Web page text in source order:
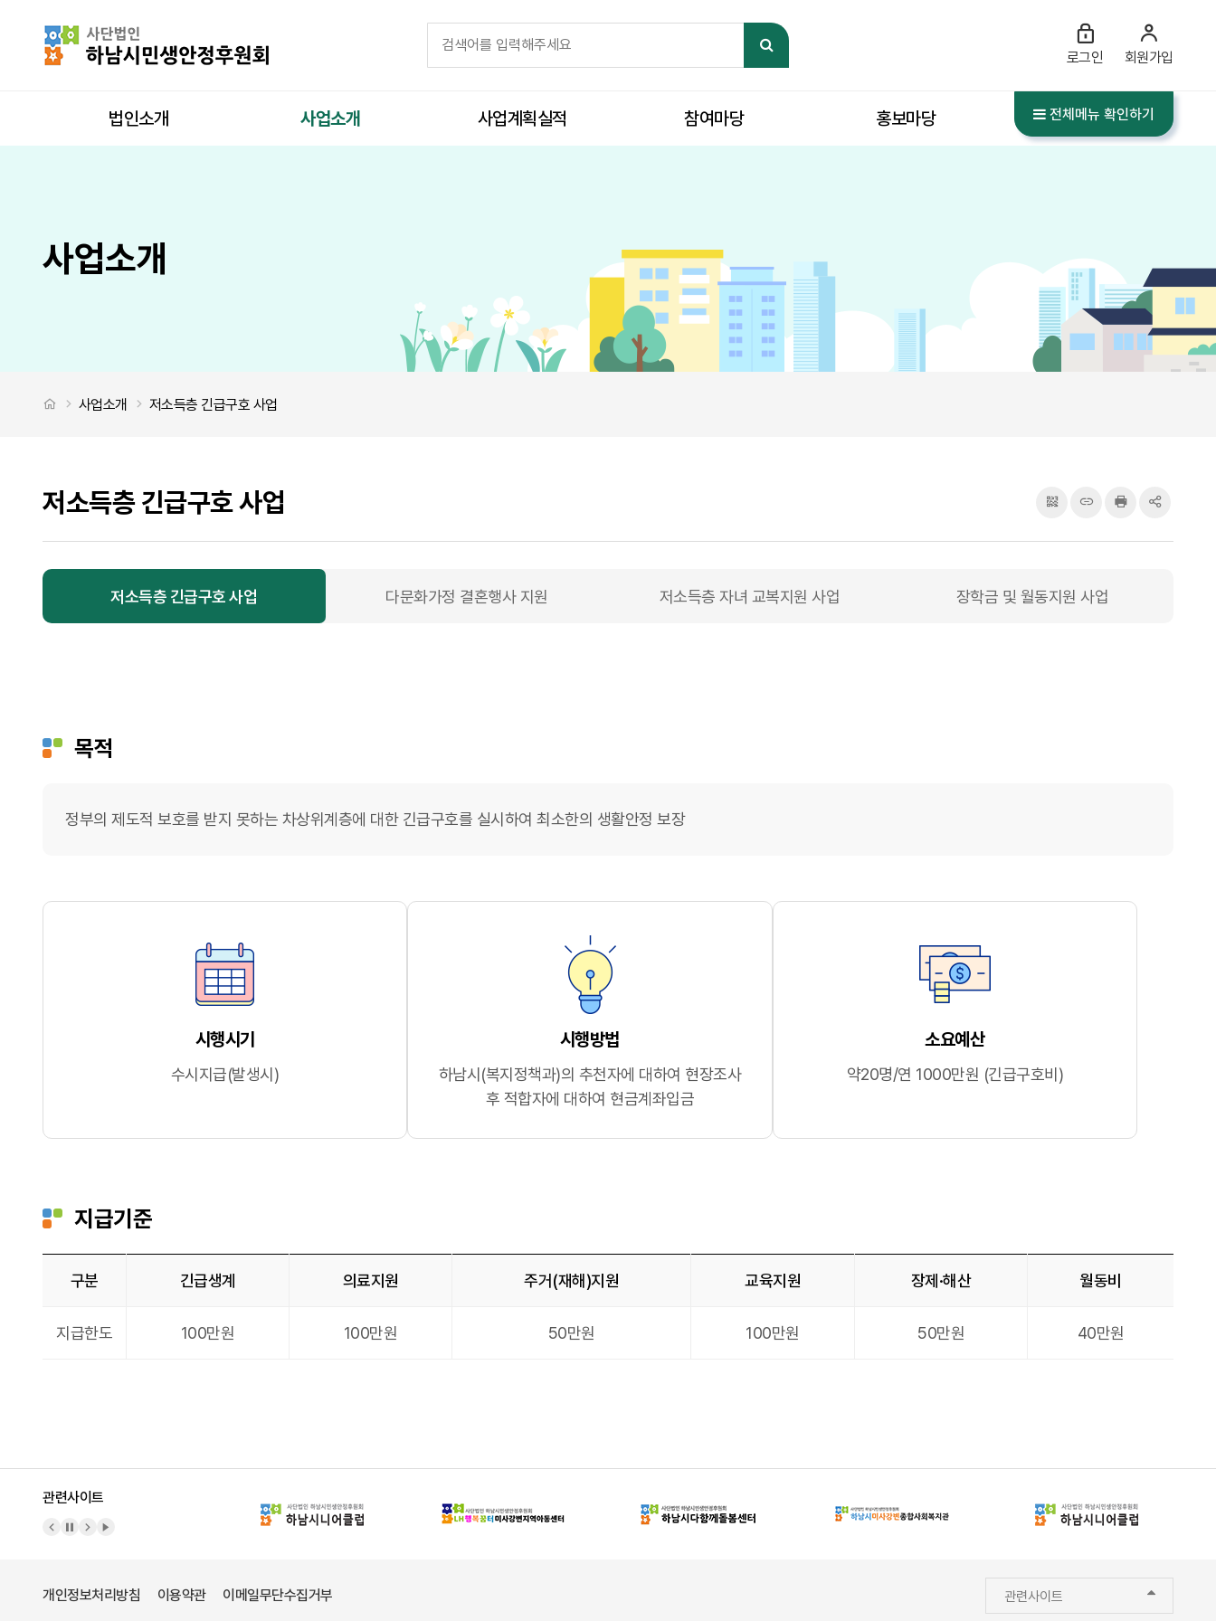
검색
로그인 회원가입
법인소개 사업소개 사업계획실적 참여마당 홍보마당 전체메뉴 확인하기
사업소개
처음으로
사업소개 저소득층 긴급구호 사업
저소득층 긴급구호 사업 QRcode주소복사프린터공유
저소득층 긴급구호 사업 다문화가정 결혼행사 지원 저소득층 자녀 교복지원 사업 장학금 및 월동지원 사업
목적
정부의 제도적 보호를 받지 못하는 차상위계층에 대한 긴급구호를 실시하여 최소한의 생활안정 보장
시행시기
수시지급(발생시)
시행방법
하남시(복지정책과)의 추천자에 대하여 현장조사
후 적합자에 대하여 현금계좌입금
소요예산
약20명/연 1000만원 (긴급구호비)
지급기준
구분 긴급생계 의료지원 주거(재해)지원 교육지원 장제·해산 월동비
지급한도 100만원 100만원 50만원 100만원 50만원 40만원
관련사이트
이전 배너
배너 정지
다음 배너
배너 재생
개인정보처리방침 이용약관 이메일무단수집거부 관련사이트